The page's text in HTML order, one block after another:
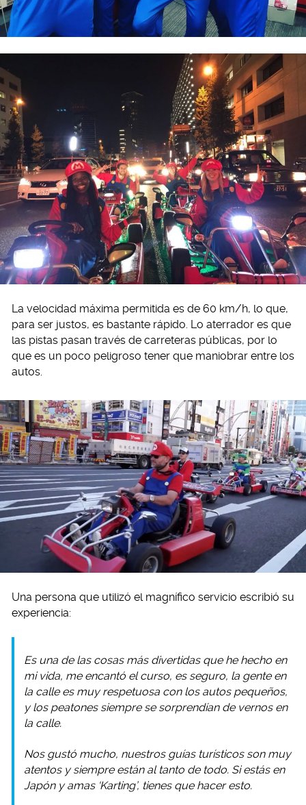
La velocidad máxima permitida es de 60 km/h, lo que,
para ser justos, es bastante rápido. Lo aterrador es que
las pistas pasan través de carreteras públicas, por lo
que es un poco peligroso tener que maniobrar entre los
autos.
Una persona que utilizó el magnífico servicio escribió su
experiencia:
Es una de las cosas más divertidas que he hecho en
mi vida, me encantó el curso, es seguro, la gente en
la calle es muy respetuosa con los autos pequeños,
y los peatones siempre se sorprendían de vernos en
la calle.
Nos gustó mucho, nuestros guías turísticos son muy
atentos y siempre están al tanto de todo. Si estás en
Japón y amas ‘Karting’, tienes que hacer esto.